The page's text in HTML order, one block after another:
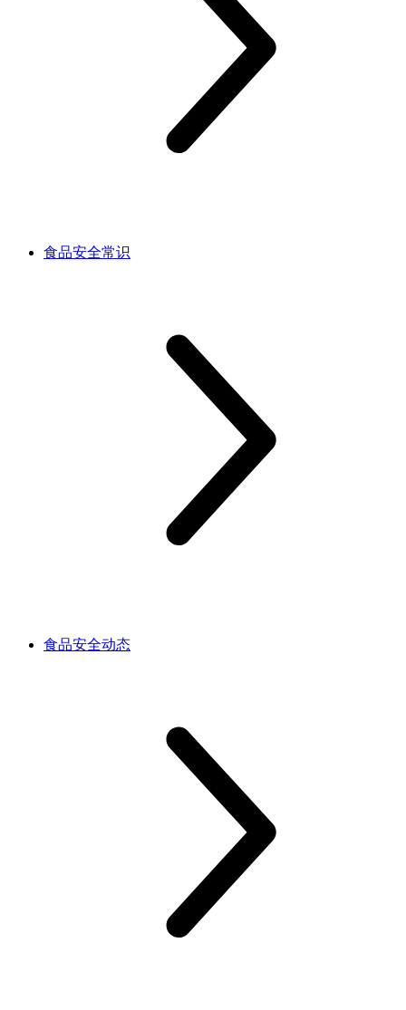
食品安全常识
食品安全动态